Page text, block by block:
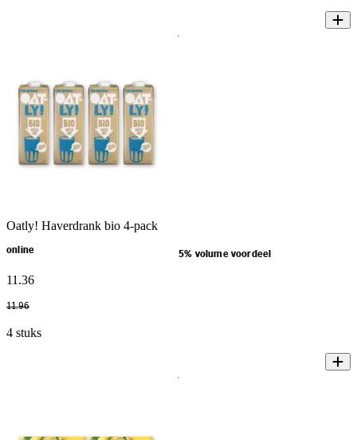
Oatly! Haverdrank bio 4-pack
online 5% volume voordeel
11 .36
11.96
4 stuks